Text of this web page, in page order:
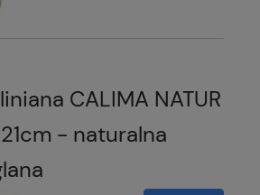
CALIMA NATUR
21cm - naturalna